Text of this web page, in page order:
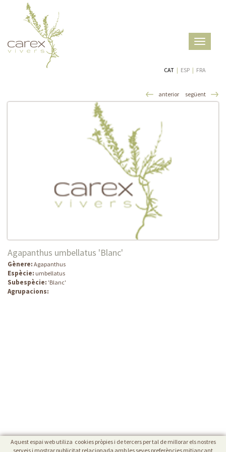
Toggle
CAT | ESP | FRA
anterior següent
Agapanthus umbellatus 'Blanc'
Gènere: Agapanthus
Espècie: umbellatus
Subespècie: 'Blanc'
Agrupacions:
Aquest espai web utiliza cookies pròpies i de tercers per tal de millorar els nostres
serveis i mostrar publicitat relacionada amb les seves preferències mitjançant